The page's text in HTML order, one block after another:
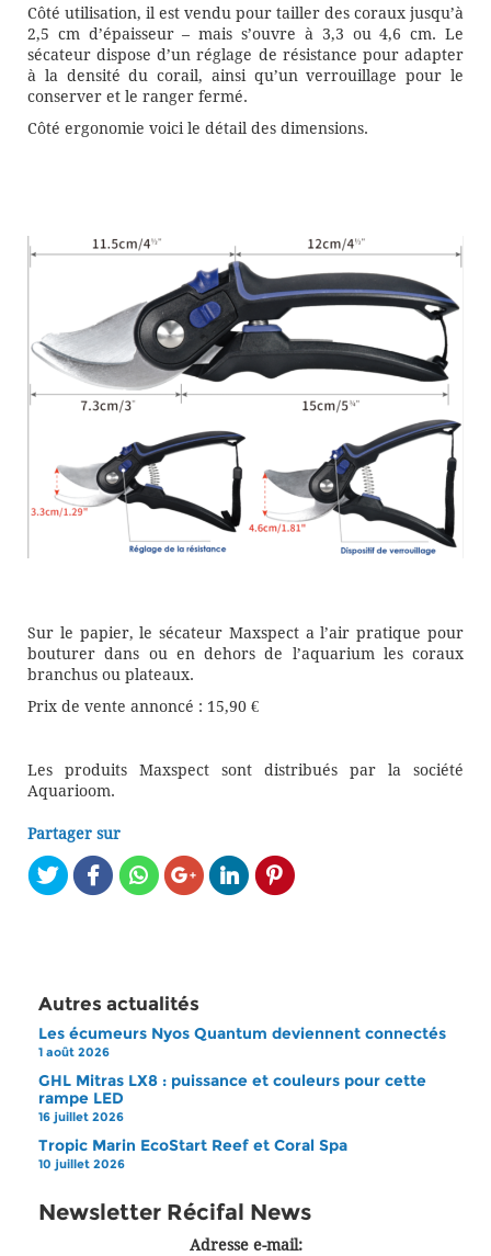
Côté utilisation, il est vendu pour tailler des coraux jusqu’à
2,5 cm d’épaisseur – mais s’ouvre à 3,3 ou 4,6 cm. Le
sécateur dispose d’un réglage de résistance pour adapter
à la densité du corail, ainsi qu’un verrouillage pour le
conserver et le ranger fermé.
Côté ergonomie voici le détail des dimensions.
Sur le papier, le sécateur Maxspect a l’air pratique pour
bouturer dans ou en dehors de l’aquarium les coraux
branchus ou plateaux.
Prix de vente annoncé : 15,90 €
Les produits Maxspect sont distribués par la société
Aquarioom.
Partager sur
Autres actualités
Les écumeurs Nyos Quantum deviennent connectés
1 août 2026
GHL Mitras LX8 : puissance et couleurs pour cette
rampe LED
16 juillet 2026
Tropic Marin EcoStart Reef et Coral Spa
10 juillet 2026
Newsletter Récifal News
Adresse e-mail: